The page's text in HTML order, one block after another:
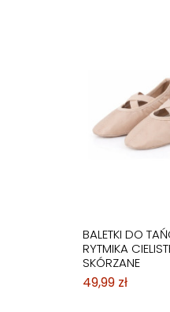
BALETKI DO
RYTMIKA
SKÓRZANE
49,99 zł